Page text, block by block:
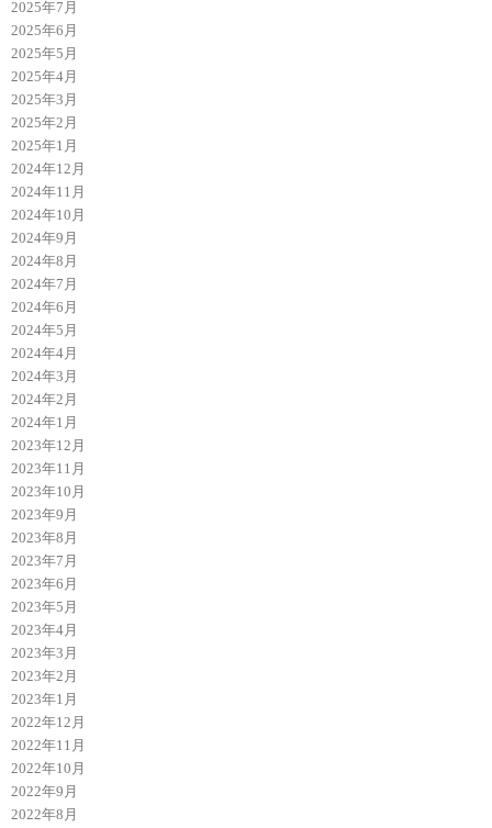
2025年7月
2025年6月
2025年5月
2025年4月
2025年3月
2025年2月
2025年1月
2024年12月
2024年11月
2024年10月
2024年9月
2024年8月
2024年7月
2024年6月
2024年5月
2024年4月
2024年3月
2024年2月
2024年1月
2023年12月
2023年11月
2023年10月
2023年9月
2023年8月
2023年7月
2023年6月
2023年5月
2023年4月
2023年3月
2023年2月
2023年1月
2022年12月
2022年11月
2022年10月
2022年9月
2022年8月